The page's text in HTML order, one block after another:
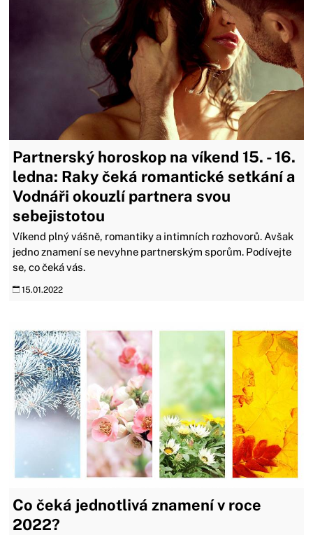
Partnerský horoskop na víkend 15. - 16.
ledna: Raky čeká romantické setkání a
Vodnáři okouzlí partnera svou
sebejistotou
Víkend plný vášně, romantiky a intimních rozhovorů. Avšak
jedno znamení se nevyhne partnerským sporům. Podívejte
se, co čeká vás.
15.01.2022
Co čeká jednotlivá znamení v roce
2022?